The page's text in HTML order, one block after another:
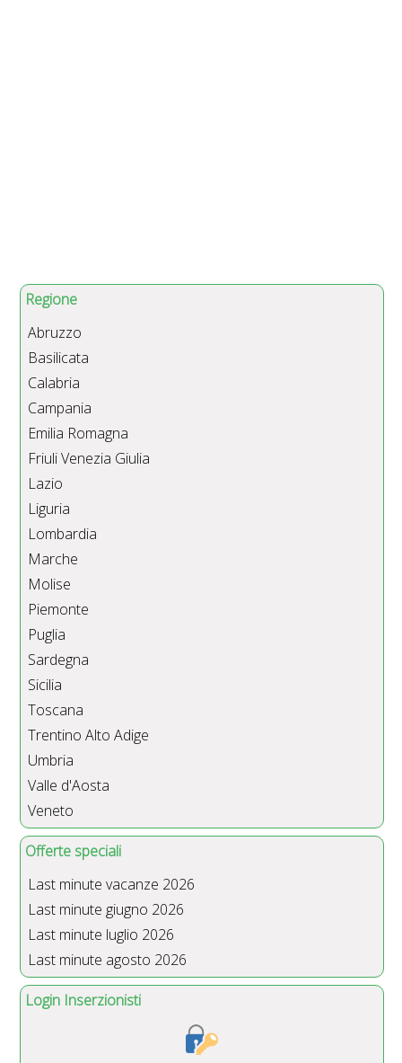
Regione
Abruzzo
Basilicata
Calabria
Campania
Emilia Romagna
Friuli Venezia Giulia
Lazio
Liguria
Lombardia
Marche
Molise
Piemonte
Puglia
Sardegna
Sicilia
Toscana
Trentino Alto Adige
Umbria
Valle d'Aosta
Veneto
Offerte speciali
Last minute vacanze 2026
Last minute giugno 2026
Last minute luglio 2026
Last minute agosto 2026
Login Inserzionisti